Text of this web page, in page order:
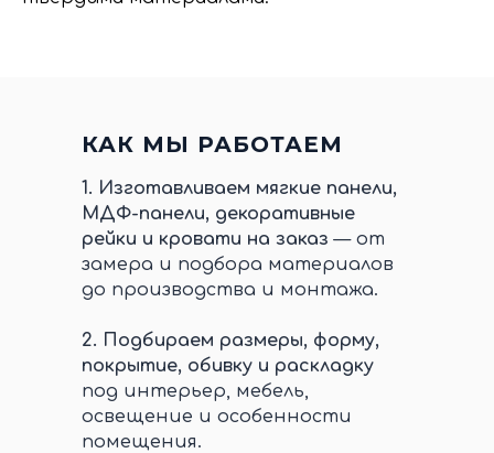
КАК МЫ РАБОТАЕМ
1. Изготавливаем мягкие панели,
МДФ-панели, декоративные
рейки и кровати на заказ — от
замера и подбора материалов
до производства и монтажа.
2. Подбираем размеры, форму,
покрытие, обивку и раскладку
под интерьер, мебель,
освещение и особенности
помещения.